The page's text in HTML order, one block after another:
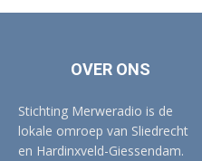
OVER ONS
Stichting Merweradio is de
lokale omroep van Sliedrecht
en Hardinxveld-Giessendam.